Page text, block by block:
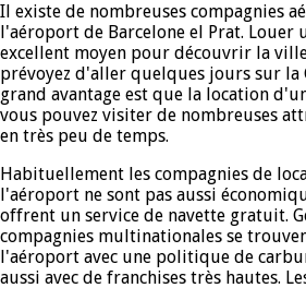
Il existe de nombreuses compagnies
l'aéroport de Barcelone el Prat. Louer
excellent moyen pour découvrir la
prévoyez d'aller quelques jours sur la
grand avantage est que la location
vous pouvez visiter de nombreuses
en très peu de temps.
Habituellement les compagnies de
l'aéroport ne sont pas aussi
offrent un service de navette gratuit.
compagnies multinationales se
l'aéroport avec une politique de
aussi avec de franchises très hautes.